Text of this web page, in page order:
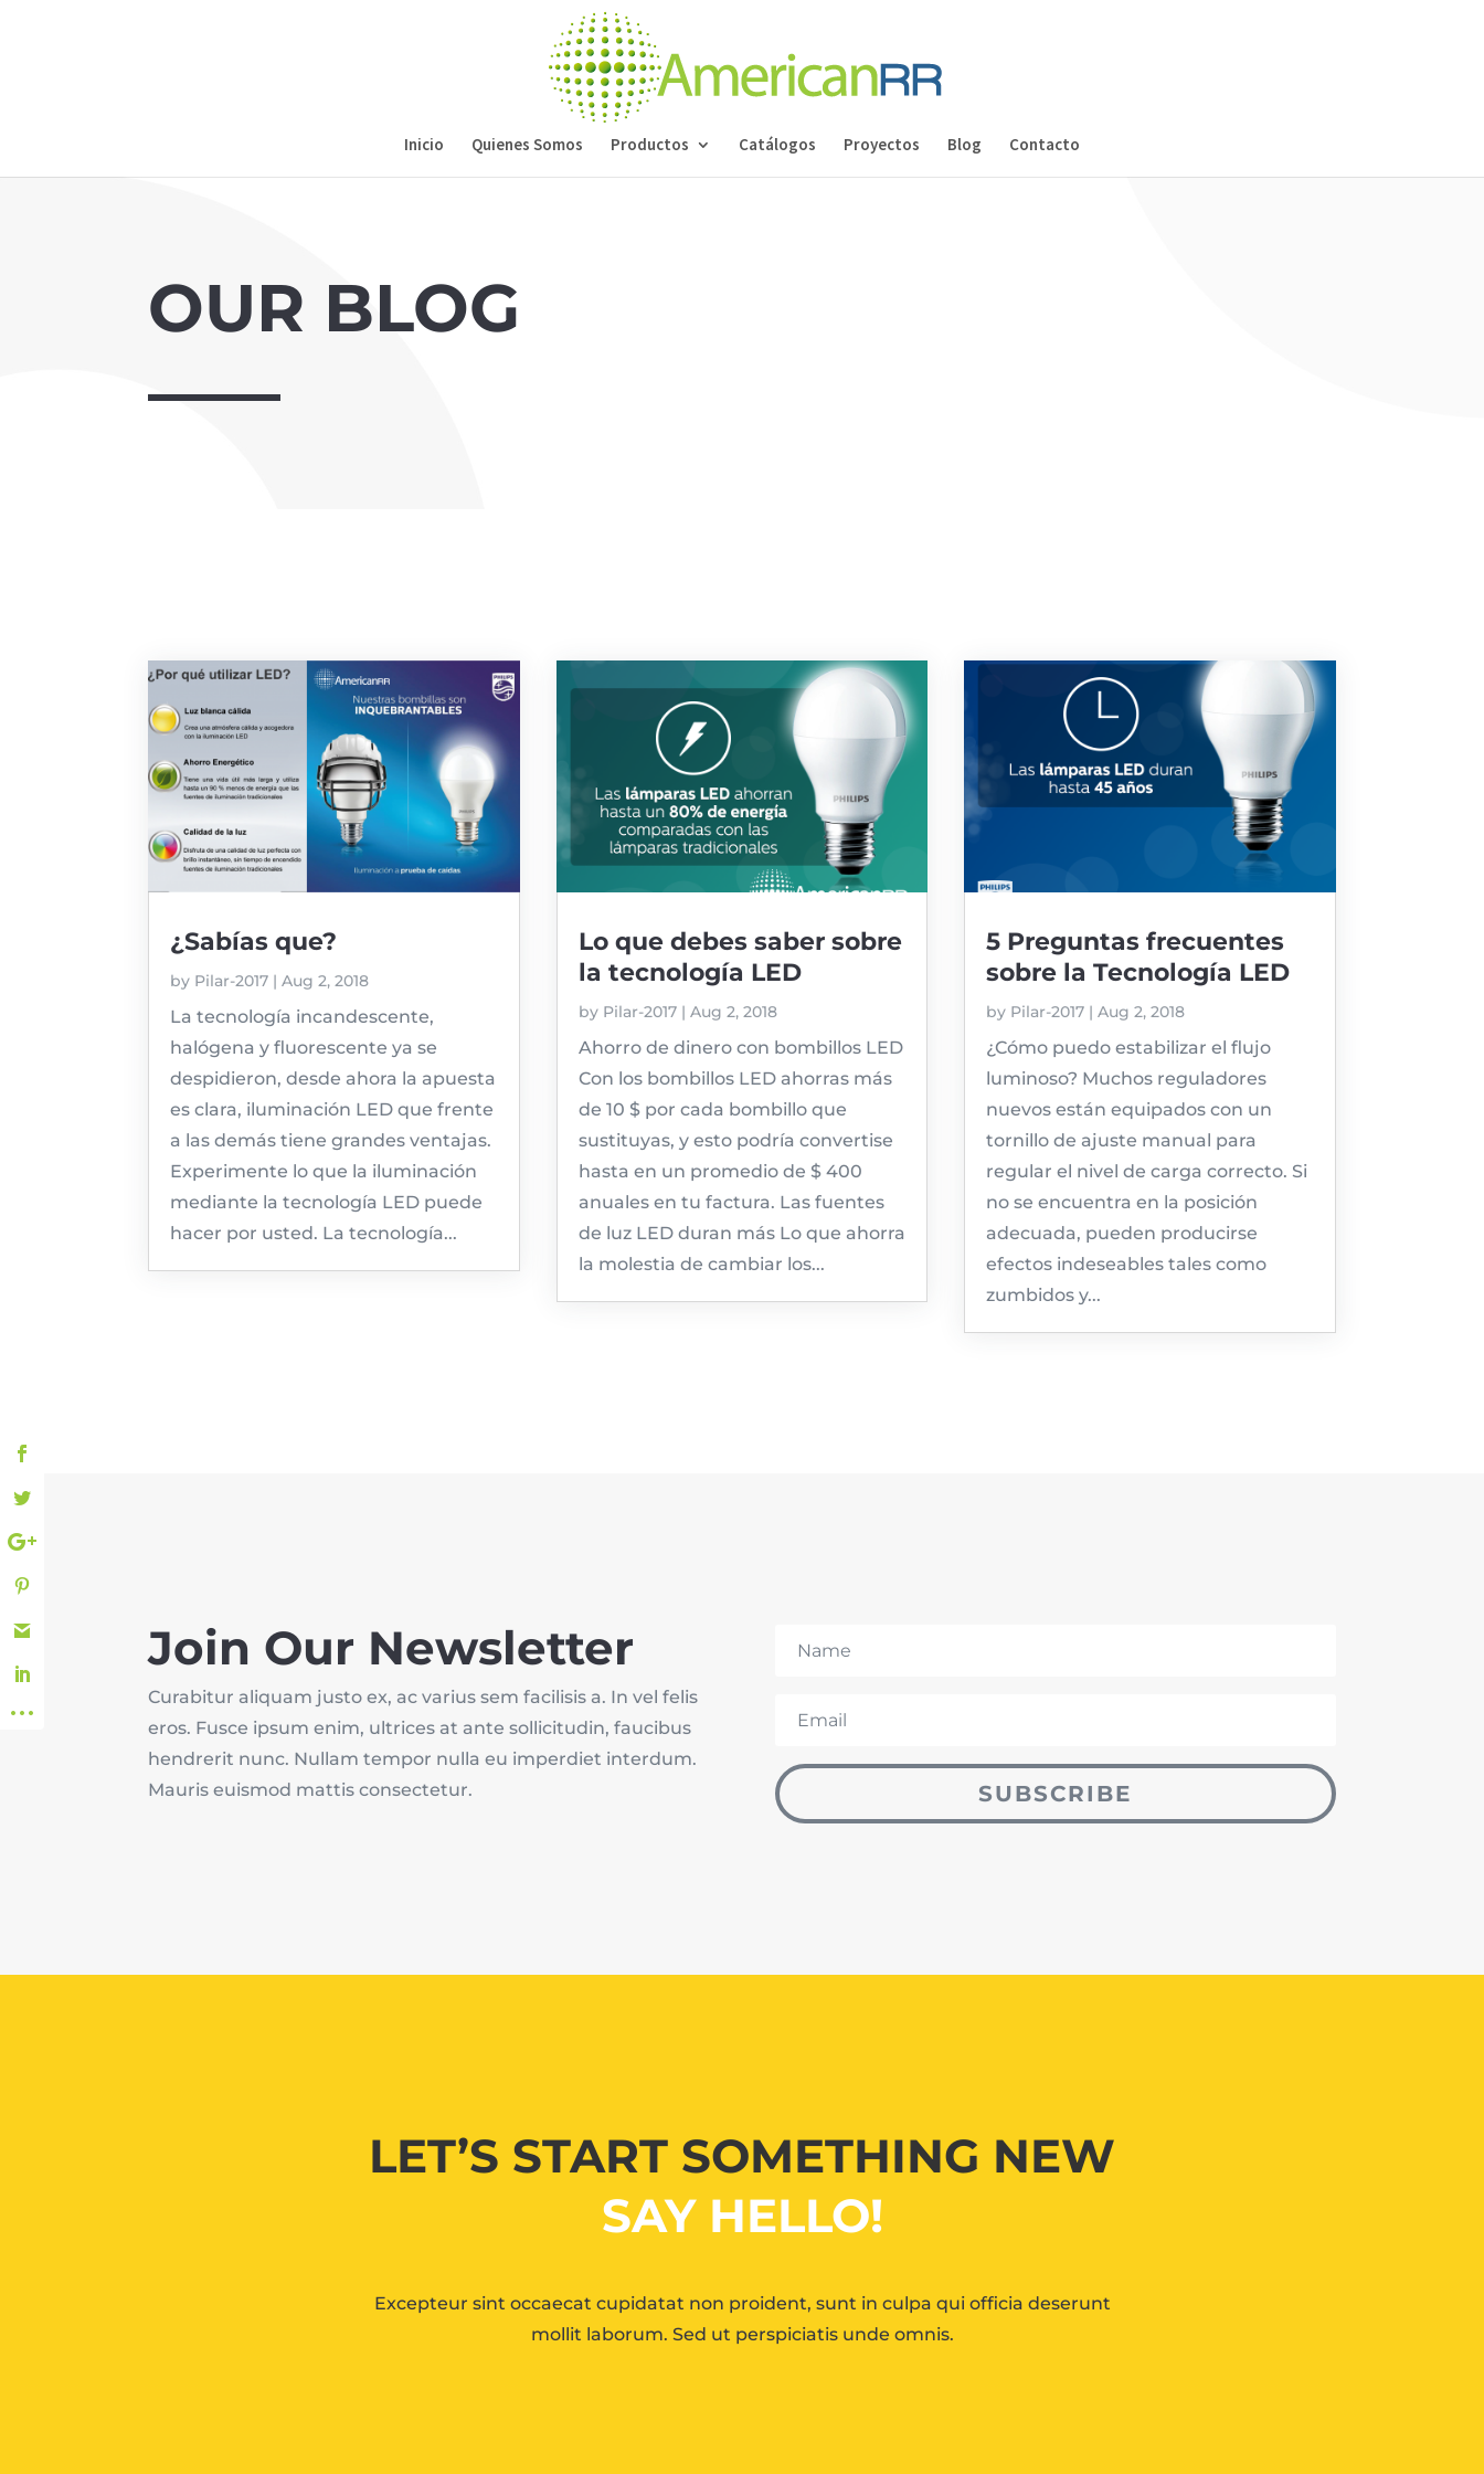
Inicio Quienes Somos Productos Catálogos Proyectos Blog Contacto
OUR BLOG
¿Sabías que?
by Pilar-2017 |Aug 2, 2018
La tecnología incandescente,
halógena y fluorescente ya se
despidieron, desde ahora la apuesta
es clara, iluminación LED que frente
a las demás tiene grandes ventajas.
Experimente lo que la iluminación
mediante la tecnología LED puede
hacer por usted. La tecnología...
Lo que debes saber sobre
la tecnología LED
by Pilar-2017| Aug 2, 2018
Ahorro de dinero con bombillos LED
Con los bombillos LED ahorras más
de 10 $ por cada bombillo que
sustituyas, y esto podría convertise
hasta en un promedio de $ 400
anuales en tu factura. Las fuentes
de luz LED duran más Lo que ahorra
la molestia de cambiar los...
5 Preguntas frecuentes
sobre la Tecnología LED
by Pilar-2017| Aug 2, 2018
¿Cómo puedo estabilizar el flujo
luminoso? Muchos reguladores
nuevos están equipados con un
tornillo de ajuste manual para
regular el nivel de carga correcto. Si
no se encuentra en la posición
adecuada, pueden producirse
efectos indeseables tales como
zumbidos y...
Join Our Newsletter
Curabitur aliquam justo ex, ac varius sem facilisis a. In vel felis
eros. Fusce ipsum enim, ultrices at ante sollicitudin, faucibus
hendrerit nunc. Nullam tempor nulla eu imperdiet interdum.
Mauris euismod mattis consectetur.
SUBSCRIBE
LET’S START SOMETHING NEW
SAY HELLO!
Excepteur sint occaecat cupidatat non proident, sunt in culpa qui officia deserunt
mollit laborum. Sed ut perspiciatis unde omnis.